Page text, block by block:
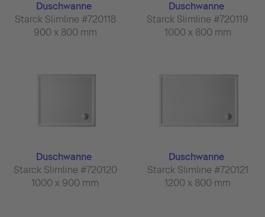
Duschwanne
Starck Slimline #720118
900 x 800 mm
Duschwanne
Starck Slimline #720119
1000 x 800 mm
Duschwanne
Starck Slimline #720120
1000 x 900 mm
Duschwanne
Starck Slimline #720121
1200 x 800 mm